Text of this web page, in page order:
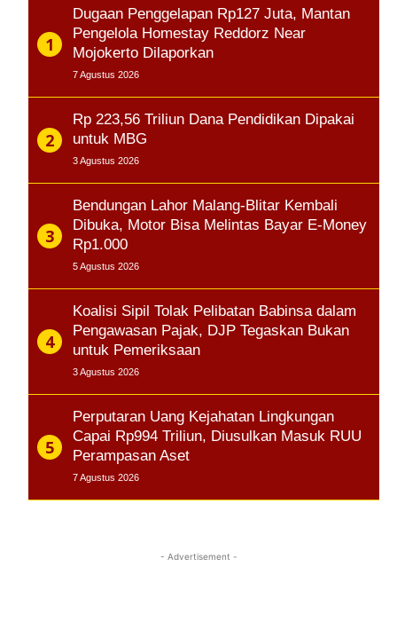
Dugaan Penggelapan Rp127 Juta, Mantan
Pengelola Homestay Reddorz Near
Mojokerto Dilaporkan
7 Agustus 2026
Rp 223,56 Triliun Dana Pendidikan Dipakai
untuk MBG
3 Agustus 2026
Bendungan Lahor Malang-Blitar Kembali
Dibuka, Motor Bisa Melintas Bayar E-Money
Rp1.000
5 Agustus 2026
Koalisi Sipil Tolak Pelibatan Babinsa dalam
Pengawasan Pajak, DJP Tegaskan Bukan
untuk Pemeriksaan
3 Agustus 2026
Perputaran Uang Kejahatan Lingkungan
Capai Rp994 Triliun, Diusulkan Masuk RUU
Perampasan Aset
7 Agustus 2026
- Advertisement -